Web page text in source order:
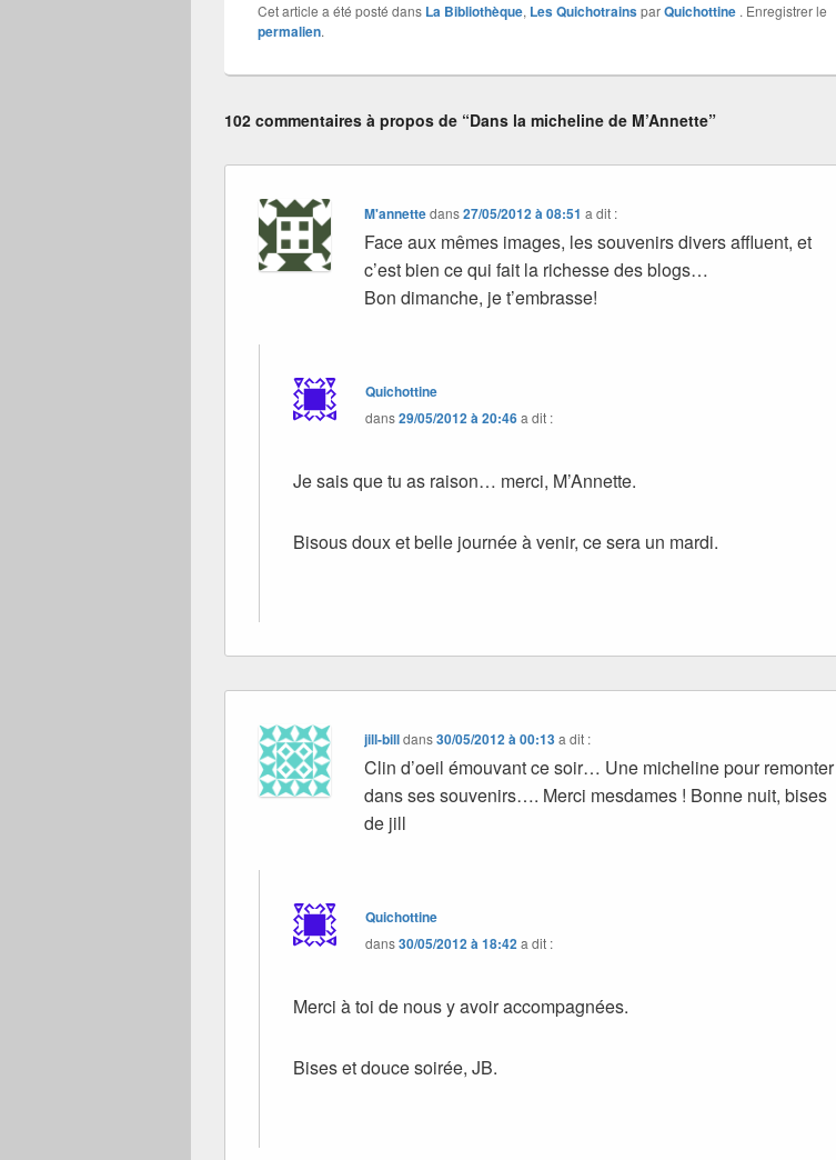
Cet article a été posté dans La Bibliothèque, Les QuichotrainsparQuichottine . Enregistrer le
permalien.
102 commentaires à propos de “Dans la micheline de M’Annette”
M'annettedans27/05/2012 à 08:51 a dit :
Face aux mêmes images, les souvenirs divers affluent, et
c’est bien ce qui fait la richesse des blogs…
Bon dimanche, je t’embrasse!
Quichottine
dans29/05/2012 à 20:46a dit :
Je sais que tu as raison… merci, M’Annette.
Bisous doux et belle journée à venir, ce sera un mardi.
jill-billdans30/05/2012 à 00:13a dit :
Clin d’oeil émouvant ce soir… Une micheline pour remonter
dans ses souvenirs…. Merci mesdames ! Bonne nuit, bises
de jill
Quichottine
dans30/05/2012 à 18:42a dit :
Merci à toi de nous y avoir accompagnées.
Bises et douce soirée, JB.